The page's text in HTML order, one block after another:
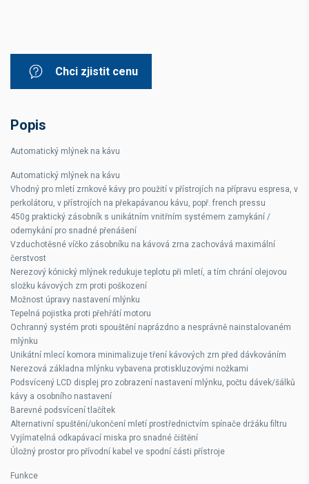
Chci zjistit cenu
Popis
Automatický mlýnek na kávu
Automatický mlýnek na kávu
Vhodný pro mletí zrnkové kávy pro použití v přístrojích na přípravu espresa, v
perkolátoru, v přístrojích na překapávanou kávu, popř. french pressu
450g praktický zásobník s unikátním vnitřním systémem zamykání /
odemykání pro snadné přenášení
Vzduchotěsné víčko zásobníku na kávová zrna zachovává maximální
čerstvost
Nerezový kónický mlýnek redukuje teplotu při mletí, a tím chrání olejovou
složku kávových zrn proti poškození
Možnost úpravy nastavení mlýnku
Tepelná pojistka proti přehřátí motoru
Ochranný systém proti spouštění naprázdno a nesprávně nainstalovaném
mlýnku
Unikátní mlecí komora minimalizuje tření kávových zrn před dávkováním
Nerezová základna mlýnku vybavena protiskluzovými nožkami
Podsvícený LCD displej pro zobrazení nastavení mlýnku, počtu dávek/šálků
kávy a osobního nastavení
Barevné podsvícení tlačítek
Alternativní spuštění/ukončení mletí prostřednictvím spínače držáku filtru
Vyjímatelná odkapávací miska pro snadné čištění
Úložný prostor pro přívodní kabel ve spodní části přístroje
Funkce